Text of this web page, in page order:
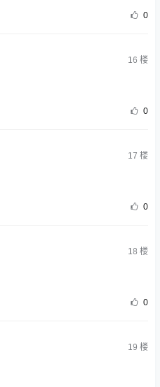
0
16 楼
0
17 楼
0
18 楼
0
19 楼